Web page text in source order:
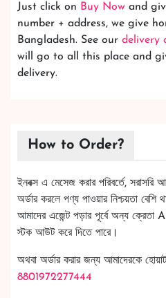
Just click on Buy Now and
number + address, we give
Bangladesh. See our delivery
will go to all this place and
delivery.
How to Order?
ইনবক্স এ মেসেজ করার পরিবর্তে,
অর্ডার করলে পণ্য পাওয়ার নিশ্চয়তা
আমাদের এজেন্ট পড়ার পূর্বে অন্য
স্টক আউট করে দিতে পারে।
অথবা অর্ডার করার জন্য আমাদেরকে
8801972277444